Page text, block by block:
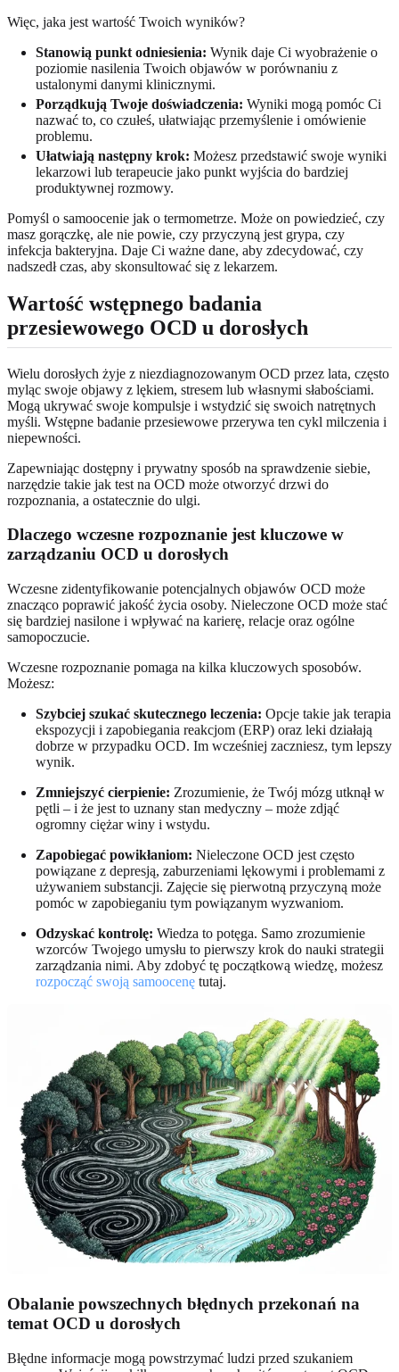
Więc, jaka jest wartość Twoich wyników?
Stanowią punkt odniesienia: Wynik daje Ci wyobrażenie o
poziomie nasilenia Twoich objawów w porównaniu z
ustalonymi danymi klinicznymi.
Porządkują Twoje doświadczenia: Wyniki mogą pomóc Ci
nazwać to, co czułeś, ułatwiając przemyślenie i omówienie
problemu.
Ułatwiają następny krok: Możesz przedstawić swoje wyniki
lekarzowi lub terapeucie jako punkt wyjścia do bardziej
produktywnej rozmowy.
Pomyśl o samoocenie jak o termometrze. Może on powiedzieć, czy
masz gorączkę, ale nie powie, czy przyczyną jest grypa, czy
infekcja bakteryjna. Daje Ci ważne dane, aby zdecydować, czy
nadszedł czas, aby skonsultować się z lekarzem.
Wartość wstępnego badania
przesiewowego OCD u dorosłych
Wielu dorosłych żyje z niezdiagnozowanym OCD przez lata, często
myląc swoje objawy z lękiem, stresem lub własnymi słabościami.
Mogą ukrywać swoje kompulsje i wstydzić się swoich natrętnych
myśli. Wstępne badanie przesiewowe przerywa ten cykl milczenia i
niepewności.
Zapewniając dostępny i prywatny sposób na sprawdzenie siebie,
narzędzie takie jak test na OCD może otworzyć drzwi do
rozpoznania, a ostatecznie do ulgi.
Dlaczego wczesne rozpoznanie jest kluczowe w
zarządzaniu OCD u dorosłych
Wczesne zidentyfikowanie potencjalnych objawów OCD może
znacząco poprawić jakość życia osoby. Nieleczone OCD może stać
się bardziej nasilone i wpływać na karierę, relacje oraz ogólne
samopoczucie.
Wczesne rozpoznanie pomaga na kilka kluczowych sposobów.
Możesz:
Szybciej szukać skutecznego leczenia: Opcje takie jak terapia
ekspozycji i zapobiegania reakcjom (ERP) oraz leki działają
dobrze w przypadku OCD. Im wcześniej zaczniesz, tym lepszy
wynik.
Zmniejszyć cierpienie: Zrozumienie, że Twój mózg utknął w
pętli – i że jest to uznany stan medyczny – może zdjąć
ogromny ciężar winy i wstydu.
Zapobiegać powikłaniom: Nieleczone OCD jest często
powiązane z depresją, zaburzeniami lękowymi i problemami z
używaniem substancji. Zajęcie się pierwotną przyczyną może
pomóc w zapobieganiu tym powiązanym wyzwaniom.
Odzyskać kontrolę: Wiedza to potęga. Samo zrozumienie
wzorców Twojego umysłu to pierwszy krok do nauki strategii
zarządzania nimi. Aby zdobyć tę początkową wiedzę, możesz
rozpocząć swoją samoocenę tutaj.
Obalanie powszechnych błędnych przekonań na
temat OCD u dorosłych
Błędne informacje mogą powstrzymać ludzi przed szukaniem